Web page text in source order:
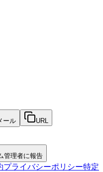
ール URL
管理者に報告
プライバシーポリシー特定